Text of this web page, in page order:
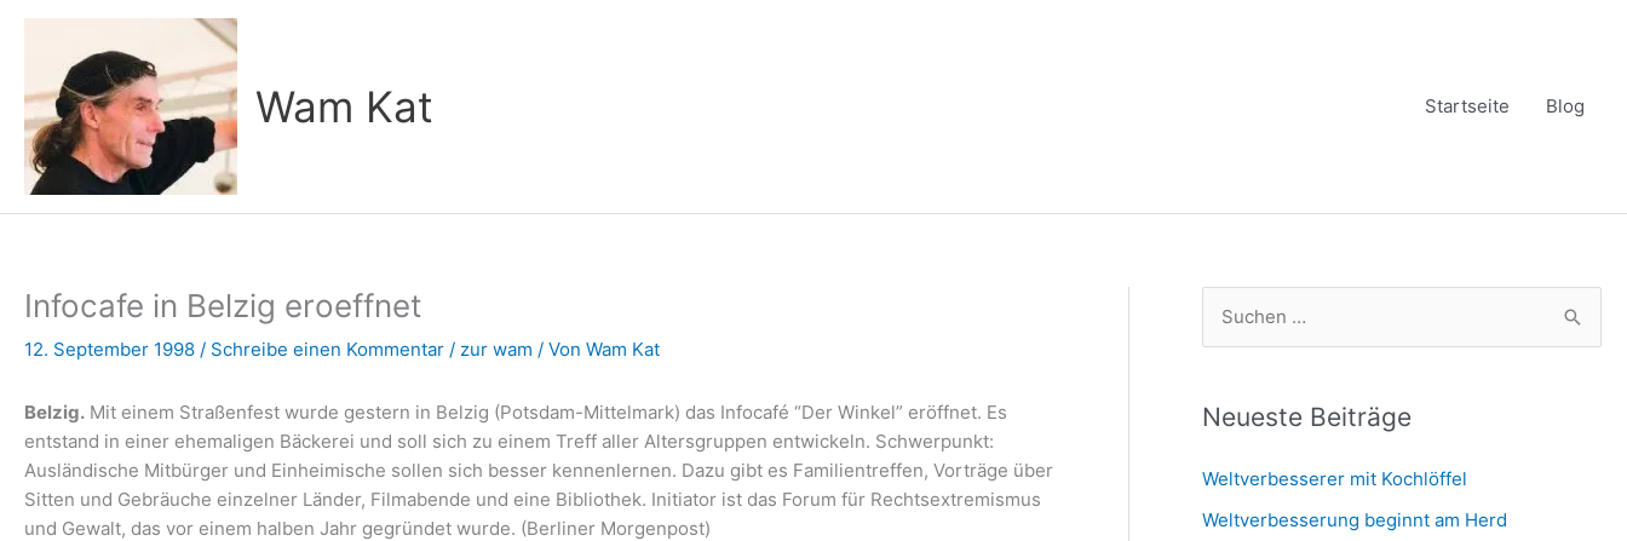
Zum
springen
Wam Kat Startseite Blog
Infocafe in Belzig eroeffnet
12. September 1998 / Schreibe einen Kommentar / zur wam / Von Wam Kat
Belzig. Mit einem Straßenfest wurde gestern in Belzig (Potsdam-Mittelmark) das Infocafé “Der Winkel” eröffnet. Es
entstand in einer ehemaligen Bäckerei und soll sich zu einem Treff aller Altersgruppen entwickeln. Schwerpunkt:
Ausländische Mitbürger und Einheimische sollen sich besser kennenlernen. Dazu gibt es Familientreffen, Vorträge über
Sitten und Gebräuche einzelner Länder, Filmabende und eine Bibliothek. Initiator ist das Forum für Rechtsextremismus
und Gewalt, das vor einem halben Jahr gegründet wurde. (Berliner Morgenpost)
h
n
n
Neueste Beiträge
Weltverbesserer mit Kochlöffel
Weltverbesserung beginnt am Herd